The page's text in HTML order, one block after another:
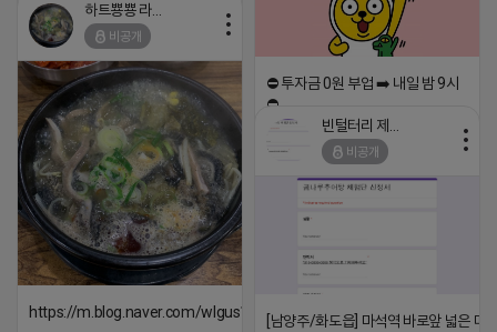
2026-04-18 17:26
⛔️ 투자금 0원 부업 ➡️ 내일 밤 9시
⛔️
2026-04-18 17:23
하트뿅뿅 라이언
비공개
https://m.blog.naver.com/wlgus1647/224253846149
비공개
[남양주/화도읍] 마석역 바로앞 넓은 매